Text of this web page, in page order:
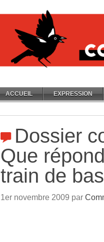
ACCUEIL EXPRESSION
Dossier
Que
train de
1er novembre 2009 par